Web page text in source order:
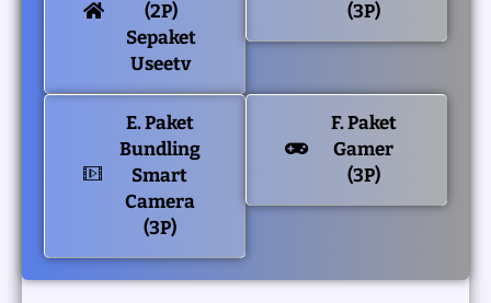
(2P)
Sepaket
Useetv
(3P)
E. Paket
Bundling
Smart
Camera
(3P)
F. Paket
Gamer
(3P)